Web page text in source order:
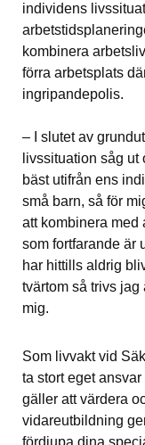
individens
kombinera
förra arbetsplats
ingripandepolis.
– I slutet av
livssituation såg
bäst utifrån ens
små barn, så för
att kombinera med
som fortfarande är
har hittills aldrig
tvärtom så trivs
mig.
Som livvakt vid
ta stort eget
gäller att värdera
vidareutbildning